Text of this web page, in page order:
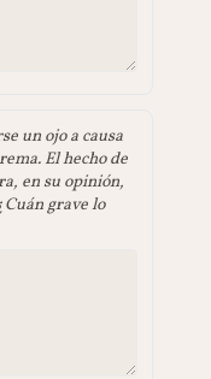
un ojo a causa
El hecho de
en su opinión,
grave lo